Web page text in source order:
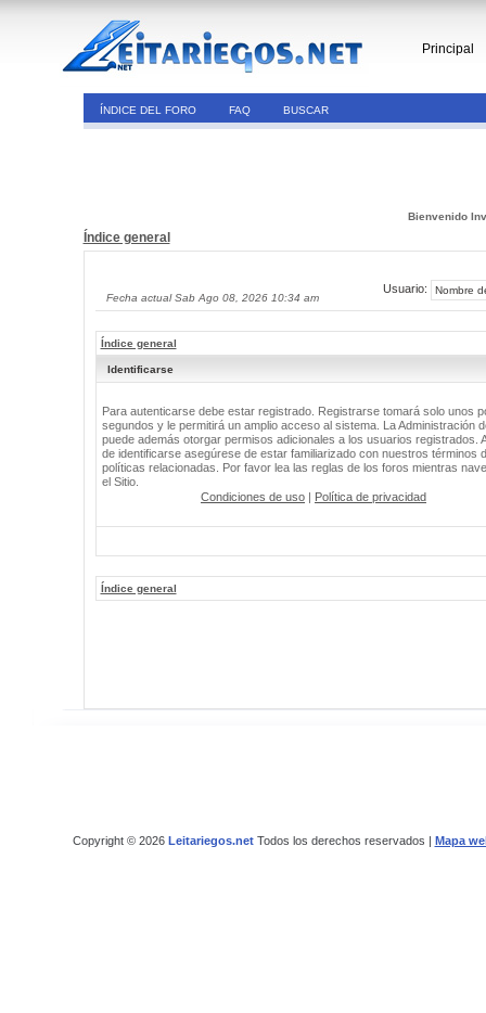
Principal
ÍNDICE DEL FORO FAQ BUSCAR
Bienvenido
Índice general
Fecha actual Sab Ago 08, 2026 10:34 am
Usuario:
Índice general
Identificarse
Para autenticarse debe estar registrado. Registrarse tomará solo unos
segundos y le permitirá un amplio acceso al sistema. La Administración
puede además otorgar permisos adicionales a los usuarios registrados.
de identificarse asegúrese de estar familiarizado con nuestros términos
políticas relacionadas. Por favor lea las reglas de los foros mientras
el Sitio.
Condiciones de uso | Política de privacidad
Índice general
Copyright © 2026 Leitariegos.netTodos los derechos reservados | Mapa